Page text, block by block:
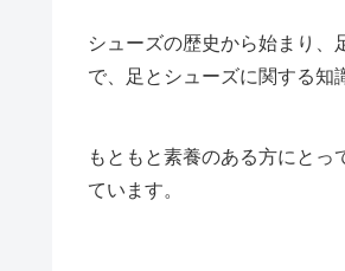
シューズの歴史から始まり、
で、足とシューズに関する知
もともと素養のある方にと
ています。